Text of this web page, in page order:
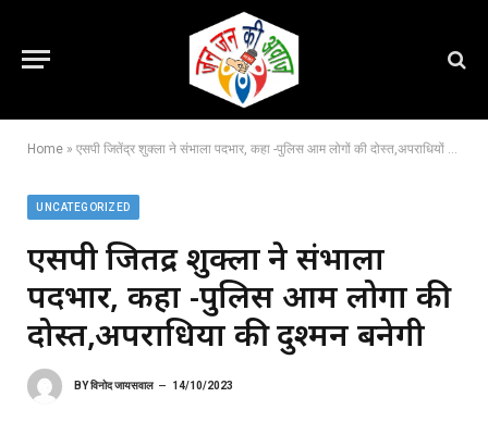
Home » एसपी जितेंद्र शुक्ला ने संभाला पदभार, कहा -पुलिस आम लोगों की दोस्त,अपराधियों की दुश्मन बनेगी
UNCATEGORIZED
एसपी जितेंद्र शुक्ला ने संभाला
पदभार, कहा -पुलिस आम लोगों की
दोस्त,अपराधियों की दुश्मन बनेगी
BYविनोद जायसवाल 14/10/2023